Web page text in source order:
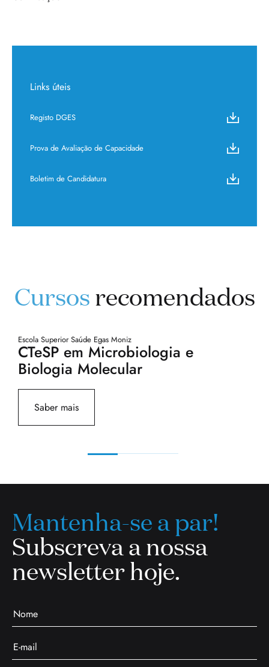
Links úteis
Registo DGES
Prova de Avaliação de Capacidade
Boletim de Candidatura
Cursosrecomendados
Escola Superior Saúde Egas Moniz
CTeSP em Microbiologia e
Biologia Molecular
Saber mais
Mantenha-se a par!
Subscreva a nossa
newsletter hoje.